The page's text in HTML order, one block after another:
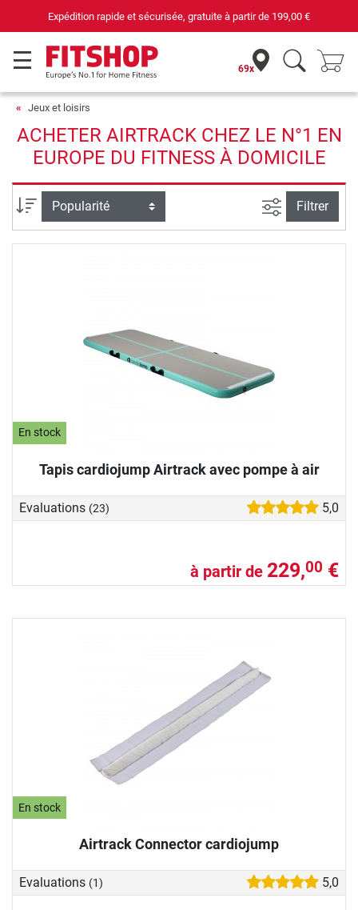
Expédition rapide et sécurisée, gratuite à partir de 199,00 €
69x
Jeux et loisirs
ACHETER AIRTRACK CHEZ LE N°1 EN
EUROPE DU FITNESS À DOMICILE
Trier par Filtrer la
Filtrer
En stock
Tapis cardiojump Airtrack avec pompe à air
Evaluations (23) 5,0
à partir de 229,00 €
En stock
Airtrack Connector cardiojump
Evaluations (1) 5,0